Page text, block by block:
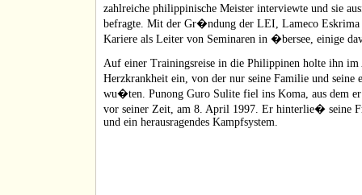
zahlreiche philippinische Meister interviewte und sie
befragte. Mit der Gr�ndung der LEI, Lameco Eskrima
Kariere als Leiter von Seminaren in �bersee, einige
Auf einer Trainingsreise in die Philippinen holte ihn im
Herzkrankheit ein, von der nur seine Familie und seine
wu�ten. Punong Guro Sulite fiel ins Koma, aus dem
vor seiner Zeit, am 8. April 1997. Er hinterlie� seine
und ein herausragendes Kampfsystem.